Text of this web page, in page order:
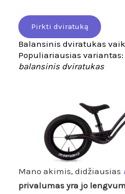
Pirkti dviratuką
Balansinis dviratukas
Populiariausias variantas:
balansinis dviratukas
Mano akimis, didžiausias
privalumas yra jo